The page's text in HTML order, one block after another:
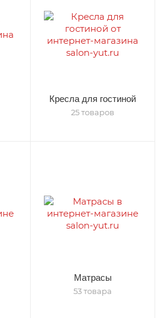
Кресла для гостиной
25 товаров
Матрасы
53 товара